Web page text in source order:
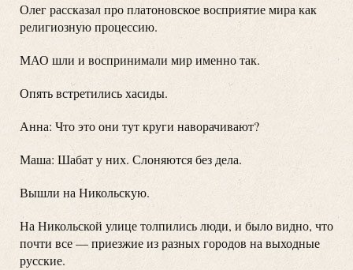
Олег рассказал про платоновское восприятие мира как
религиозную процессию.
МАО шли и воспринимали мир именно так.
Опять встретились хасиды.
Анна: Что это они тут круги наворачивают?
Маша: Шабат у них. Слоняются без дела.
Вышли на Никольскую.
На Никольской улице толпились люди, и было видно, что
почти все — приезжие из разных городов на выходные
русские.